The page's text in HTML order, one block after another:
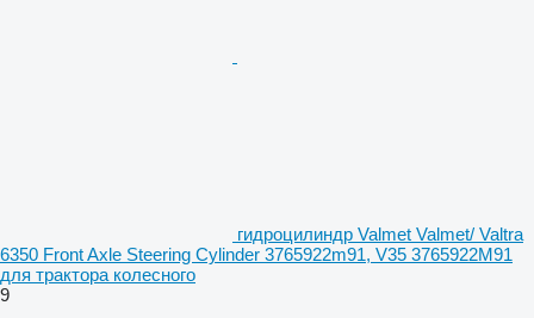
гидроцилиндр Valmet Valmet/ Valtra
6350 Front Axle Steering Cylinder 3765922m91, V35 3765922M91
для трактора колесного
9